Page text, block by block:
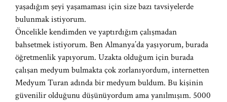
yaşadığım şeyi yaşamaması için size bazı tavsiyelerde
bulunmak istiyorum.
Öncelikle kendimden ve yaptırdığım çalışmadan
bahsetmek istiyorum. Ben Almanya’da yaşıyorum, burada
öğretmenlik yapıyorum. Uzakta olduğum için burada
çalışan medyum bulmakta çok zorlanıyordum, internetten
Medyum Turan adında bir medyum buldum. Bu kişinin
güvenilir olduğunu düşünüyordum ama yanılmışım. 5000